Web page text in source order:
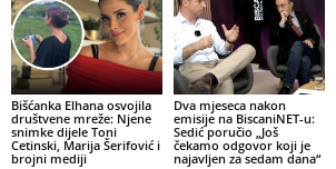
Bišćanka Elhana osvojila
društvene mreže: Njene
snimke dijele Toni
Cetinski, Marija Šerifović i
brojni mediji
Dva mjeseca nakon
emisije na BiscaniNET-u:
Sedić poručio „Još
čekamo odgovor koji je
najavljen za sedam dana“